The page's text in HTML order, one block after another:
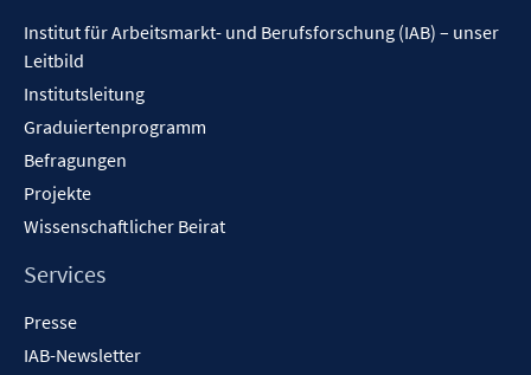
Institut für Arbeitsmarkt- und Berufsforschung (IAB) – unser
Leitbild
Institutsleitung
Graduiertenprogramm
Befragungen
Projekte
Wissenschaftlicher Beirat
Services
Presse
IAB-Newsletter